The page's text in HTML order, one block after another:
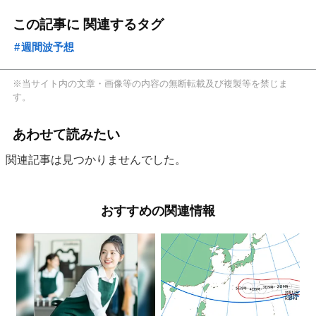
この記事に 関連するタグ
週間波予想
※当サイト内の文章・画像等の内容の無断転載及び複製等を禁じま
す。
あわせて読みたい
関連記事は見つかりませんでした。
おすすめの関連情報